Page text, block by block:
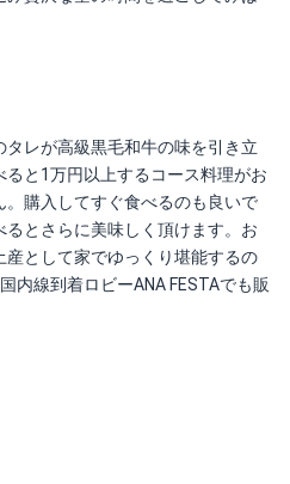
レが高級黒毛和牛の味を引き立
と1万円以上するコース料理がお
購入してすぐ食べるのも良いで
とさらに美味しく頂けます。お
として家でゆっくり堪能するの
内線到着ロビーANA FESTAでも販